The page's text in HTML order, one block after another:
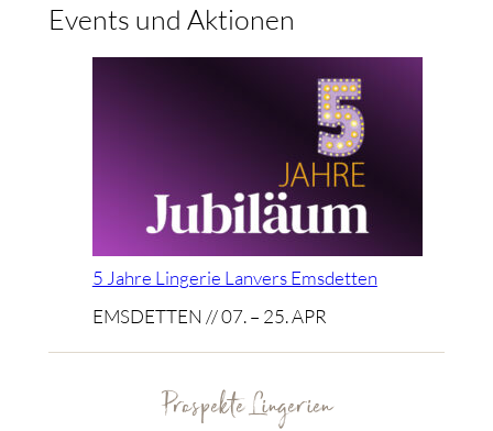
Events und Aktionen
5 Jahre Lingerie Lanvers Emsdetten
EMSDETTEN // 07. – 25. APR
Prospekte Lingerien